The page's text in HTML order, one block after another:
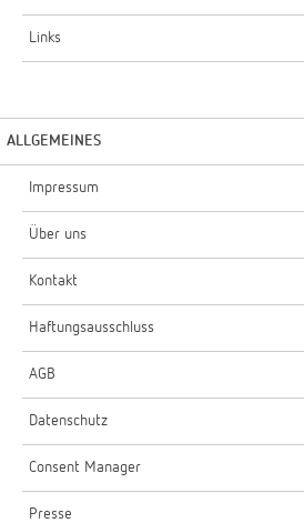
Links
ALLGEMEINES
Impressum
Über uns
Kontakt
Haftungsausschluss
AGB
Datenschutz
Consent Manager
Presse